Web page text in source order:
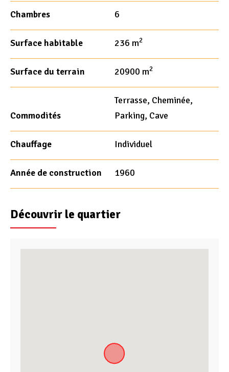
Chambres 6
Surface habitable 236 m2
Surface du terrain 20900 m2
Commodités
Terrasse, Cheminée,
Parking, Cave
Chauffage Individuel
Année de construction 1960
Découvrir le quartier